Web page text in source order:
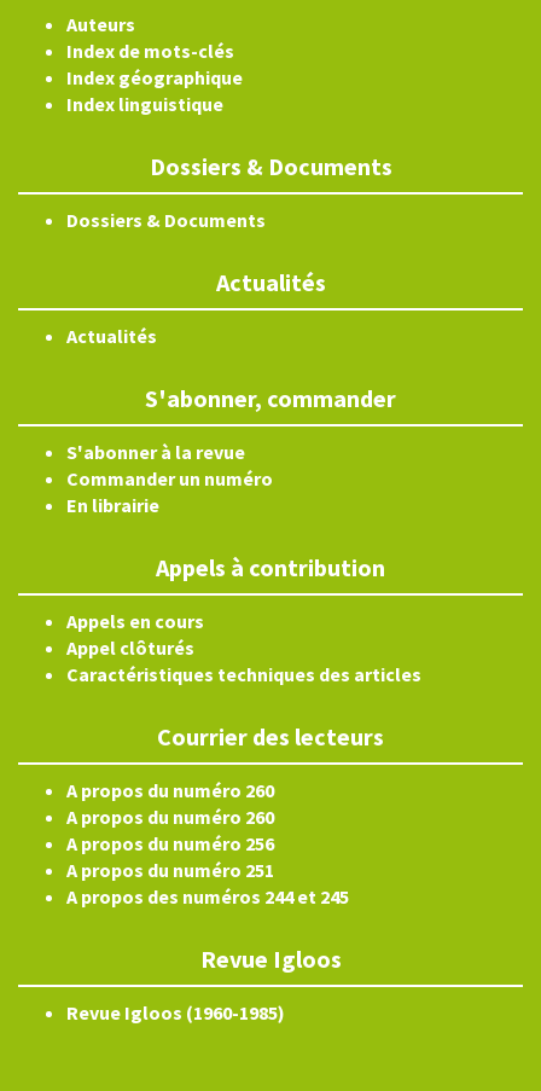
Auteurs
Index de mots-clés
Index géographique
Index linguistique
Dossiers & Documents
Dossiers & Documents
Actualités
Actualités
S'abonner, commander
S'abonner à la revue
Commander un numéro
En librairie
Appels à contribution
Appels en cours
Appel clôturés
Caractéristiques techniques des articles
Courrier des lecteurs
A propos du numéro 260
A propos du numéro 260
A propos du numéro 256
A propos du numéro 251
A propos des numéros 244 et 245
Revue Igloos
Revue Igloos (1960-1985)